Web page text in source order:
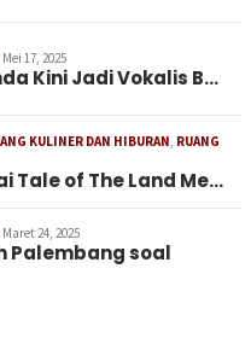
Mei 17, 2025
Kini Jadi Vokalis B…
KULINER DAN HIBURAN RUANG
Tale of The Land Me…
Maret 24, 2025
Palembang soal